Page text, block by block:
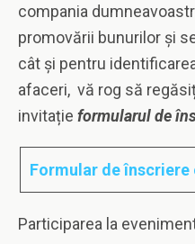
compania
promovării bunurilor și
cât și pentru
afaceri, vă rog să
invitație formularul de
Formular de înscriere
Participarea la